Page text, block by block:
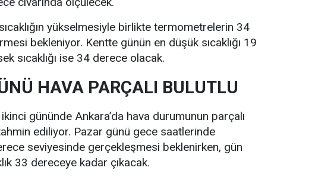
yükselmesiyle birlikte termometrelerin 34
bekleniyor. Kentte günün en düşük sıcaklığı 19
sıcaklığı ise 34 derece olacak.
HAVA PARÇALI BULUTLU
gününde Ankara’da hava durumunun parçalı
ediliyor. Pazar günü gece saatlerinde
seviyesinde gerçekleşmesi beklenirken, gün
33 dereceye kadar çıkacak.